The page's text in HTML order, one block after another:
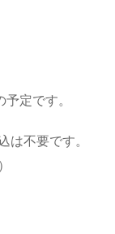
定です。
は不要です。